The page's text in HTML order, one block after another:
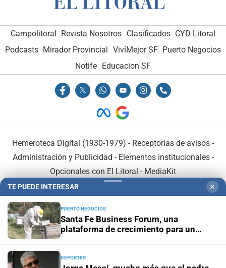
Campolitoral Revista Nosotros Clasificados CYD Litoral
Podcasts Mirador Provincial VivíMejor SF Puerto Negocios
Notife Educacion SF
Hemeroteca Digital (1930-1979) - Receptorías de avisos -
Administración y Publicidad - Elementos institucionales-
Opcionales con El Litoral - MediaKit
En Asociación con:
TE PUEDE INTERESAR ✕
PUERTO NEGOCIOS
Santa Fe Business Forum, una
plataforma de crecimiento para un
DEPORTES